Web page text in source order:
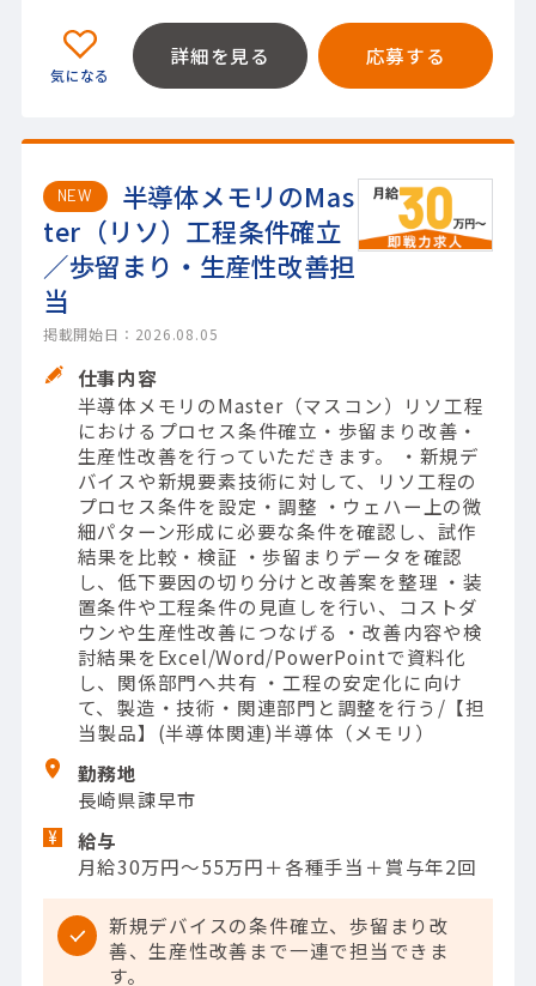
詳細を見る 応募する
NEW
半導体メモリのMas
ter（リソ）工程条件確立
／歩留まり・生産性改善担
当
掲載開始日：2026.08.05
仕事内容
半導体メモリのMaster（マスコン）リソ工程
におけるプロセス条件確立・歩留まり改善・
生産性改善を行っていただきます。 ・新規デ
バイスや新規要素技術に対して、リソ工程の
プロセス条件を設定・調整 ・ウェハー上の微
細パターン形成に必要な条件を確認し、試作
結果を比較・検証 ・歩留まりデータを確認
し、低下要因の切り分けと改善案を整理 ・装
置条件や工程条件の見直しを行い、コストダ
ウンや生産性改善につなげる ・改善内容や検
討結果をExcel/Word/PowerPointで資料化
し、関係部門へ共有 ・工程の安定化に向け
て、製造・技術・関連部門と調整を行う/【担
当製品】(半導体関連)半導体（メモリ）
勤務地
長崎県諫早市
給与
月給30万円～55万円＋各種手当＋賞与年2回
新規デバイスの条件確立、歩留まり改
善、生産性改善まで一連で担当できま
す。